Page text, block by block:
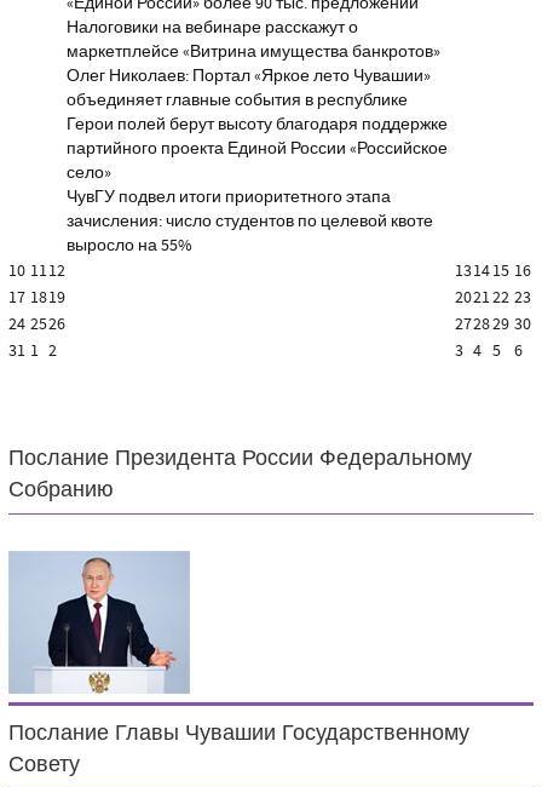
Налоговики на вебинаре расскажут о
маркетплейсе «Витрина имущества банкротов»
Олег Николаев: Портал «Яркое лето Чувашии»
объединяет главные события в республике
Герои полей берут высоту благодаря поддержке
партийного проекта Единой России «Российское
село»
ЧувГУ подвел итоги приоритетного этапа
зачисления: число студентов по целевой квоте
выросло на 55%
10 1112 131415 16
17 1819 202122 23
24 2526 272829 30
31 1 2 3 4 5 6
Послание Президента России Федеральному
Собранию
Послание Главы Чувашии Государственному
Совету